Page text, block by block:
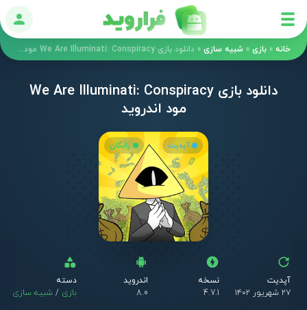
ورود
خانه » بازی » شبیه سازی » دانلود بازی We Are Illuminati: Conspiracy مود اندروید
دانلود بازی We Are Illuminati: Conspiracy
مود اندروید
آپدیت رایگان
آپدیت
۲۷ شهریور ۱۴۰۲
نسخه
4.7.1
اندروید
8.0
دسته
بازی / شبیه سازی